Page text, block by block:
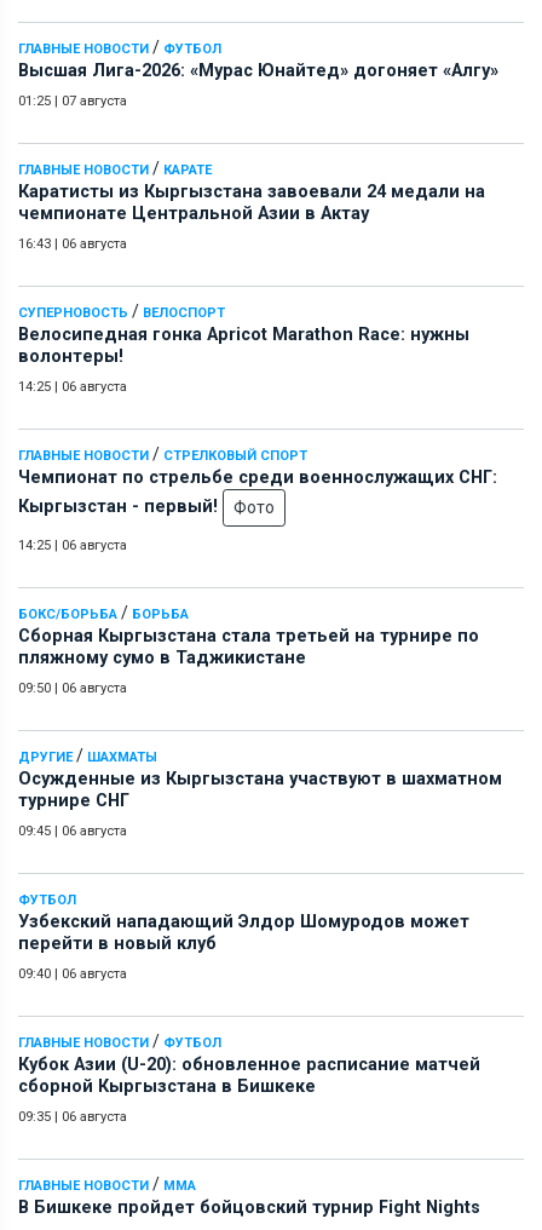
ГЛАВНЫЕ НОВОСТИ / ФУТБОЛ
Высшая Лига-2026: «Мурас Юнайтед» догоняет «Алгу»
01:25 | 07 августа
ГЛАВНЫЕ НОВОСТИ / КАРАТЕ
Каратисты из Кыргызстана завоевали 24 медали на
чемпионате Центральной Азии в Актау
16:43 | 06 августа
СУПЕРНОВОСТЬ / ВЕЛОСПОРТ
Велосипедная гонка Apricot Marathon Race: нужны
волонтеры!
14:25 | 06 августа
ГЛАВНЫЕ НОВОСТИ / СТРЕЛКОВЫЙ СПОРТ
Чемпионат по стрельбе среди военнослужащих СНГ:
Кыргызстан - первый!
Фото
14:25 | 06 августа
БОКС/БОРЬБА / БОРЬБА
Сборная Кыргызстана стала третьей на турнире по
пляжному сумо в Таджикистане
09:50 | 06 августа
ДРУГИЕ/ ШАХМАТЫ
Осужденные из Кыргызстана участвуют в шахматном
турнире СНГ
09:45 | 06 августа
ФУТБОЛ
Узбекский нападающий Элдор Шомуродов может
перейти в новый клуб
09:40 | 06 августа
ГЛАВНЫЕ НОВОСТИ / ФУТБОЛ
Кубок Азии (U-20): обновленное расписание матчей
сборной Кыргызстана в Бишкеке
09:35 | 06 августа
ГЛАВНЫЕ НОВОСТИ / ММА
В Бишкеке пройдет бойцовский турнир Fight Nights